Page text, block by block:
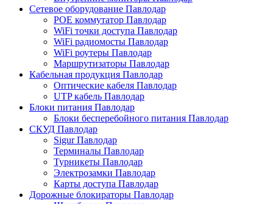
Сетевое оборудование Павлодар
POE коммутатор Павлодар
WiFi точки доступа Павлодар
WiFi радиомосты Павлодар
WiFi роутеры Павлодар
Маршрутизаторы Павлодар
Кабельная продукция Павлодар
Оптические кабеля Павлодар
UTP кабель Павлодар
Блоки питания Павлодар
Блоки бесперебойного питания Павлодар
СКУД Павлодар
Sigur Павлодар
Терминалы Павлодар
Турникеты Павлодар
Электрозамки Павлодар
Карты доступа Павлодар
Дорожные блокираторы Павлодар